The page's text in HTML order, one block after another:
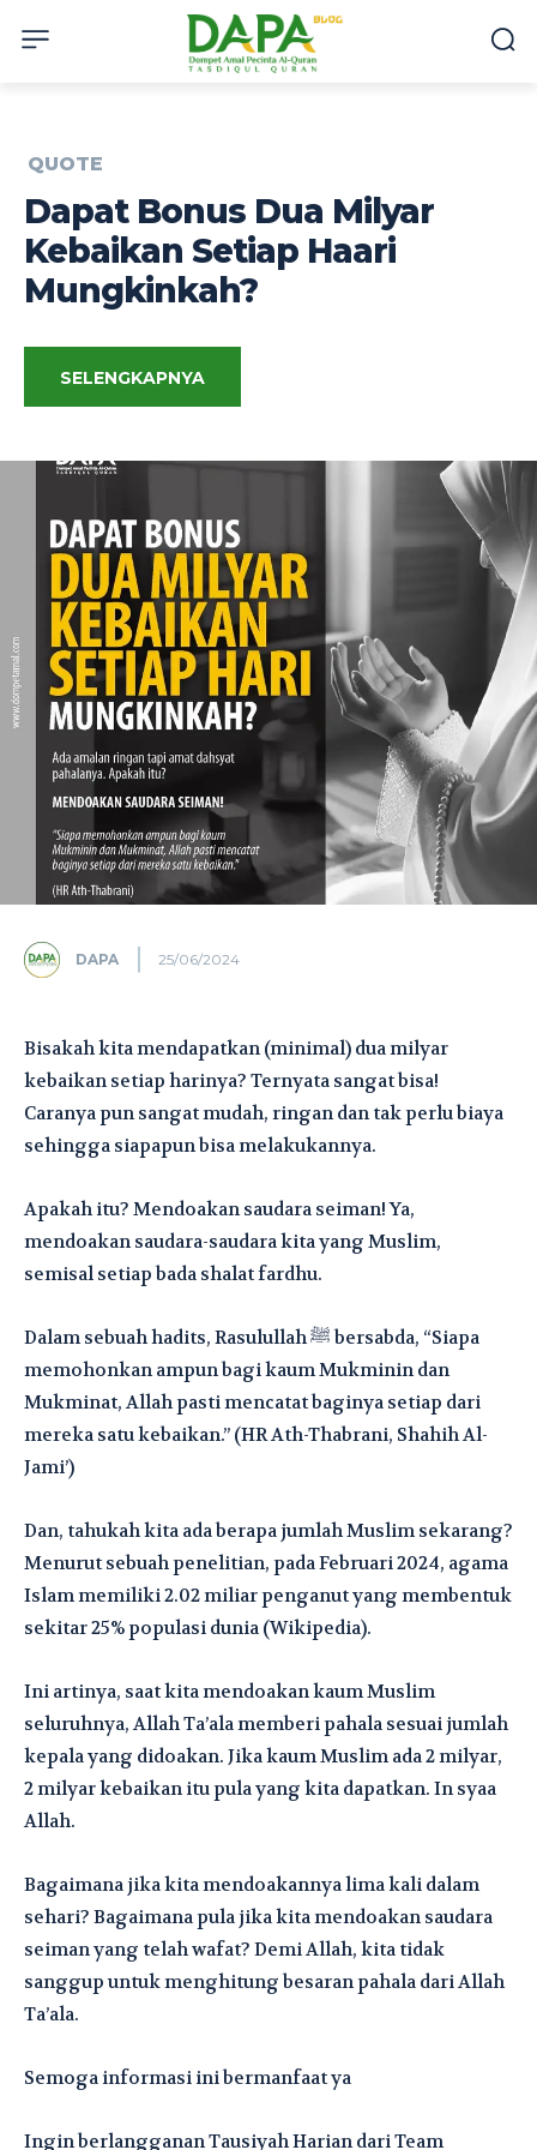
QUOTE
Dapat Bonus Dua Milyar
Kebaikan Setiap Haari
Mungkinkah?
SELENGKAPNYA
DAPA 25/06/2024
Bisakah kita mendapatkan (minimal) dua milyar
kebaikan setiap harinya? Ternyata sangat bisa!
Caranya pun sangat mudah, ringan dan tak perlu biaya
sehingga siapapun bisa melakukannya.
Apakah itu? Mendoakan saudara seiman! Ya,
mendoakan saudara-saudara kita yang Muslim,
semisal setiap bada shalat fardhu.
Dalam sebuah hadits, Rasulullah ﷺ bersabda, “Siapa
memohonkan ampun bagi kaum Mukminin dan
Mukminat, Allah pasti mencatat baginya setiap dari
mereka satu kebaikan.” (HR Ath-Thabrani, Shahih Al-
Jami’)
Dan, tahukah kita ada berapa jumlah Muslim sekarang?
Menurut sebuah penelitian, pada Februari 2024, agama
Islam memiliki 2.02 miliar penganut yang membentuk
sekitar 25% populasi dunia (Wikipedia).
Ini artinya, saat kita mendoakan kaum Muslim
seluruhnya, Allah Ta’ala memberi pahala sesuai jumlah
kepala yang didoakan. Jika kaum Muslim ada 2 milyar,
2 milyar kebaikan itu pula yang kita dapatkan. In syaa
Allah.
Bagaimana jika kita mendoakannya lima kali dalam
sehari? Bagaimana pula jika kita mendoakan saudara
seiman yang telah wafat? Demi Allah, kita tidak
sanggup untuk menghitung besaran pahala dari Allah
Ta’ala.
Semoga informasi ini bermanfaat ya
Ingin berlangganan Tausiyah Harian dari Team